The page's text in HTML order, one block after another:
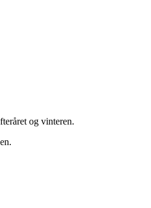
og vinteren.